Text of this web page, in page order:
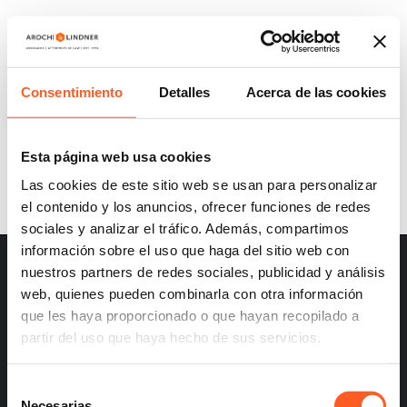
Consentimiento Detalles Acerca de las cookies
Esta página web usa cookies
Las cookies de este sitio web se usan para personalizar
el contenido y los anuncios, ofrecer funciones de redes
sociales y analizar el tráfico. Además, compartimos
información sobre el uso que haga del sitio web con
nuestros partners de redes sociales, publicidad y análisis
web, quienes pueden combinarla con otra información
que les haya proporcionado o que hayan recopilado a
partir del uso que haya hecho de sus servicios.
A&L UPDATES: PUBLICATION OF THE
DECLARATION OF PROTECTION OF THE
GEOGRAPHICAL INDICATION “CAJETA DE
CELAYA”